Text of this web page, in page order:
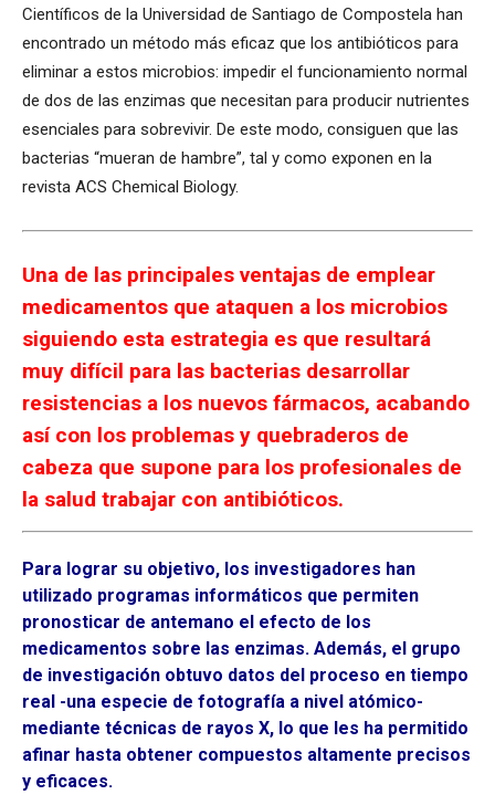
Científicos de la Universidad de Santiago de Compostela han
encontrado un método más eficaz que los antibióticos para
eliminar a estos microbios: impedir el funcionamiento normal
de dos de las enzimas que necesitan para producir nutrientes
esenciales para sobrevivir. De este modo, consiguen que las
bacterias “mueran de hambre”, tal y como exponen en la
revista ACS Chemical Biology.
Una de las principales ventajas de emplear
medicamentos que ataquen a los microbios
siguiendo esta estrategia es que resultará
muy difícil para las bacterias desarrollar
resistencias a los nuevos fármacos, acabando
así con los problemas y quebraderos de
cabeza que supone para los profesionales de
la salud trabajar con antibióticos.
Para lograr su objetivo, los investigadores han
utilizado programas informáticos que permiten
pronosticar de antemano el efecto de los
medicamentos sobre las enzimas. Además, el grupo
de investigación obtuvo datos del proceso en tiempo
real -una especie de fotografía a nivel atómico-
mediante técnicas de rayos X, lo que les ha permitido
afinar hasta obtener compuestos altamente precisos
y eficaces.